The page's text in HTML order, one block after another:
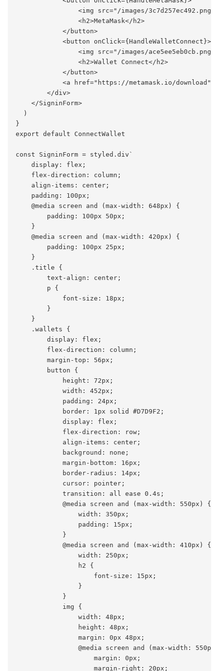
<img src="/images/3c7d257ec492.png"
                <h2>MetaMask</h2>
            </button>
            <button onClick={HandleWalletConnect}>
<img src="/images/ace5ee5eb0cb.png"
                <h2>Wallet Connect</h2>
            </button>
<a href="https://metamask.io/download"
        </div>
    </SigninForm>
  )
}
export default ConnectWallet
const SigninForm = styled.div`
    display: flex;
    flex-direction: column;
    align-items: center;
    padding: 100px;
    @media screen and (max-width: 648px) {
        padding: 100px 50px;
    }
    @media screen and (max-width: 420px) {
        padding: 100px 25px;
    }
    .title {
        text-align: center;
        p {
            font-size: 18px;
        }
    }
    .wallets {
        display: flex;
        flex-direction: column;
        margin-top: 56px;
        button {
            height: 72px;
            width: 452px;
            padding: 24px;
            border: 1px solid #D7D9F2;
            display: flex;
            flex-direction: row;
            align-items: center;
            background: none;
            margin-bottom: 16px;
            border-radius: 14px;
            cursor: pointer;
            transition: all ease 0.4s;
            @media screen and (max-width: 550px) {
                width: 350px;
                padding: 15px;
            }
            @media screen and (max-width: 410px) {
                width: 250px;
                h2 {
                    font-size: 15px;
                }
            }
            img {
                width: 48px;
                height: 48px;
                margin: 0px 48px;
@media screen and (max-width:
                    margin: 0px;
                    margin-right: 20px;